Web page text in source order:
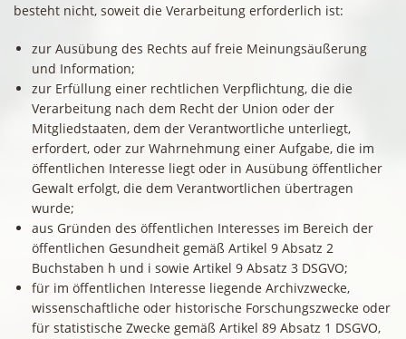
besteht nicht, soweit die Verarbeitung erforderlich ist:
zur Ausübung des Rechts auf freie Meinungsäußerung
und Information;
zur Erfüllung einer rechtlichen Verpflichtung, die die
Verarbeitung nach dem Recht der Union oder der
Mitgliedstaaten, dem der Verantwortliche unterliegt,
erfordert, oder zur Wahrnehmung einer Aufgabe, die im
öffentlichen Interesse liegt oder in Ausübung öffentlicher
Gewalt erfolgt, die dem Verantwortlichen übertragen
wurde;
aus Gründen des öffentlichen Interesses im Bereich der
öffentlichen Gesundheit gemäß Artikel 9 Absatz 2
Buchstaben h und i sowie Artikel 9 Absatz 3 DSGVO;
für im öffentlichen Interesse liegende Archivzwecke,
wissenschaftliche oder historische Forschungszwecke oder
für statistische Zwecke gemäß Artikel 89 Absatz 1 DSGVO,